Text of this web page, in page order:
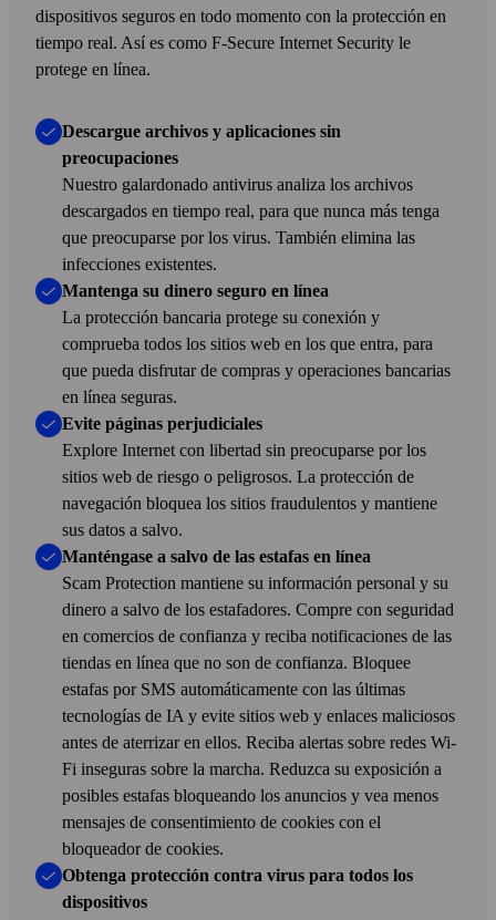
Online Scanner elimina cualquier virus
encontrado
El analizador de virus gratuito es fácil y seguro de
usar. La ejecución del análisis no deja nada en su
equipo
dispositivos seguros en todo momento con la protección en
tiempo real. Así es como F‑Secure Internet Security le
protege en línea.
Descargue archivos y aplicaciones sin
preocupaciones
Nuestro galardonado antivirus analiza los archivos
descargados en tiempo real, para que nunca más tenga
que preocuparse por los virus. También elimina las
infecciones existentes.
Mantenga su dinero seguro en línea
La protección bancaria protege su conexión y
comprueba todos los sitios web en los que entra, para
que pueda disfrutar de compras y operaciones bancarias
en línea seguras.
Evite páginas perjudiciales
Explore Internet con libertad sin preocuparse por los
sitios web de riesgo o peligrosos. La protección de
navegación bloquea los sitios fraudulentos y mantiene
sus datos a salvo.
Manténgase a salvo de las estafas en línea
Scam Protection mantiene su información personal y su
dinero a salvo de los estafadores. Compre con seguridad
en comercios de confianza y reciba notificaciones de las
tiendas en línea que no son de confianza. Bloquee
estafas por SMS automáticamente con las últimas
tecnologías de IA y evite sitios web y enlaces maliciosos
antes de aterrizar en ellos. Reciba alertas sobre redes Wi-
Fi inseguras sobre la marcha. Reduzca su exposición a
posibles estafas bloqueando los anuncios y vea menos
mensajes de consentimiento de cookies con el
bloqueador de cookies.
Obtenga protección contra virus para todos los
dispositivos